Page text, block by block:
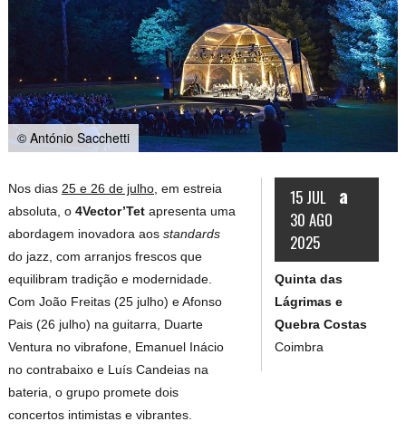
© António Sacchetti
15 JUL a
30 AGO
2025
Quinta das
Lágrimas e
Quebra Costas
Coimbra
Nos dias 25 e 26 de julho, em estreia
absoluta, o4Vector’Tet apresenta uma
abordagem inovadora aosstandards
do jazz, com arranjos frescos que
equilibram tradição e modernidade.
Com João Freitas (25 julho) e Afonso
Pais (26 julho) na guitarra, Duarte
Ventura no vibrafone, Emanuel Inácio
no contrabaixo e Luís Candeias na
bateria, o grupo promete dois
concertos intimistas e vibrantes.